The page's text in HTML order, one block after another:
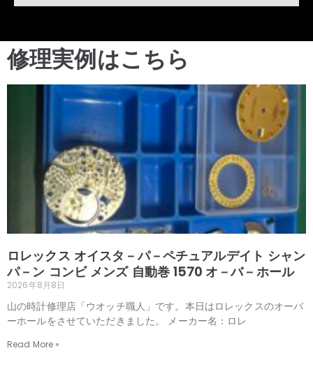
修理実例はこちら
ロレックス オイスタ－パ－ペチュアルデイト シャン
パ－ン コンビ メンズ 自動巻 1570 オ－バ－ホール
2026年8月8日
山の時計修理店「ウオッチ職人」です。本日はロレックスのオーバ
ーホールをさせていただきました。 メーカー名：ロレ
Read More »